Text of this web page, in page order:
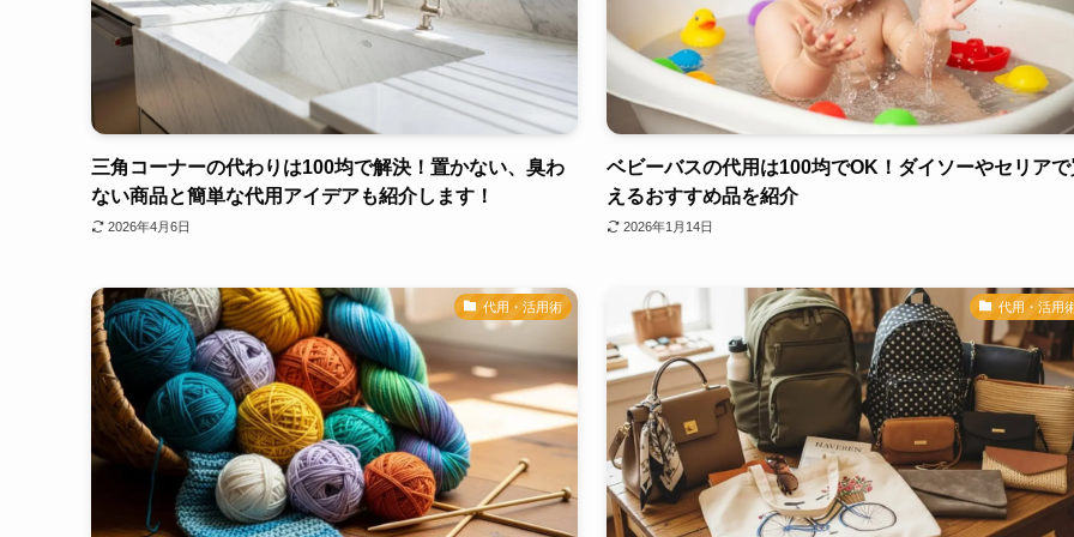
三角コーナーの代わりは100均で解決！置かない、臭わ
ない商品と簡単な代用アイデアも紹介します！
2026年4月6日
ベビーバスの代用は100均でOK！ダイソーやセリアで
えるおすすめ品を紹介
2026年1月14日
代用・活用術 代用・活用